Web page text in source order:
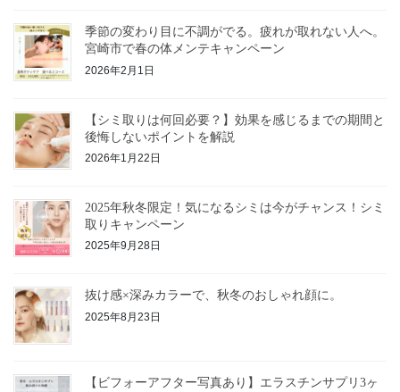
季節の変わり目に不調がでる。疲れが取れない人へ。
宮崎市で春の体メンテキャンペーン
2026年2月1日
【シミ取りは何回必要？】効果を感じるまでの期間と
後悔しないポイントを解説
2026年1月22日
2025年秋冬限定！気になるシミは今がチャンス！シミ
取りキャンペーン
2025年9月28日
抜け感×深みカラーで、秋冬のおしゃれ顔に。
2025年8月23日
【ビフォーアフター写真あり】エラスチンサプリ3ヶ